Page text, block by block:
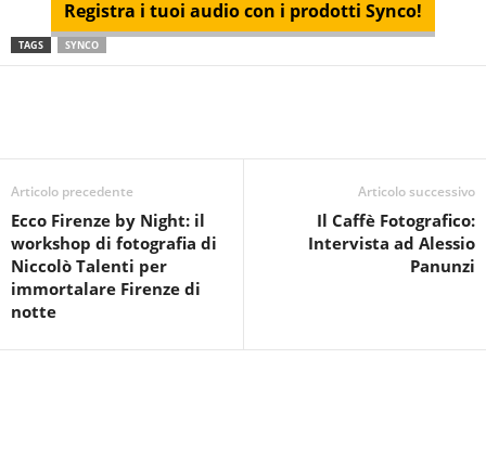
Registra i tuoi audio con i prodotti Synco!
TAGS SYNCO
Articolo precedente
Ecco Firenze by Night: il
workshop di fotografia di
Niccolò Talenti per
immortalare Firenze di
notte
Articolo successivo
Il Caffè Fotografico:
Intervista ad Alessio
Panunzi